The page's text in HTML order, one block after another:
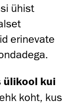
ühist
erinevate
ülikool kui
koht, kus